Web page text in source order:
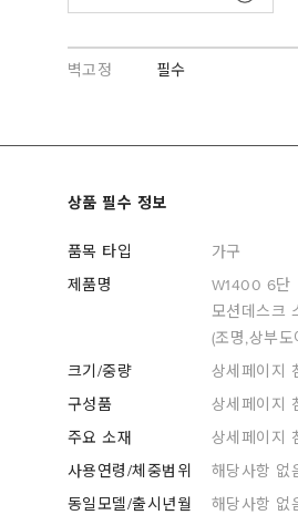
벽고정 필수
상품 필수 정보
품목 타입
가구
제품명
W1400 6단
모션데스크
(조명,상부도
크기/중량
상세페이지
구성품
상세페이지
주요 소재
상세페이지
사용연령/체중범위
해당사항 없
동일모델/출시년월
해당사항 없